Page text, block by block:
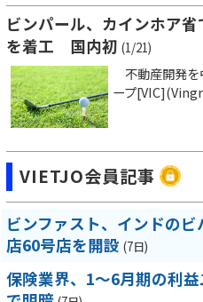
ビンパール、カインホア
を着工 国内初 (1/21)
不動産開発を
ープ
VIETJO会員記事
ビンファスト、インドの
店60号店を開設 (7日)
保険業界、1～6月期の利